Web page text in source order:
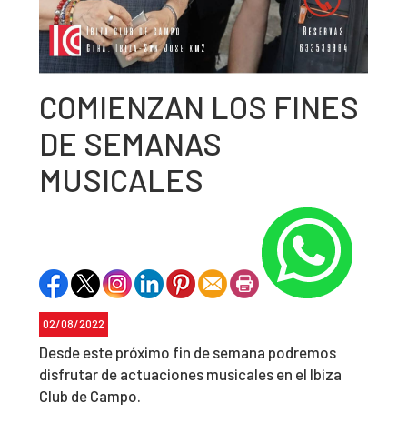
COMIENZAN LOS FINES
DE SEMANAS
MUSICALES
02/08/2022
Desde este próximo fin de semana podremos
disfrutar de actuaciones musicales en el Ibiza
Club de Campo.